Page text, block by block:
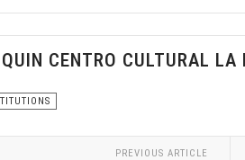
CENTRO CULTURAL LA
PREVIOUS ARTICLE